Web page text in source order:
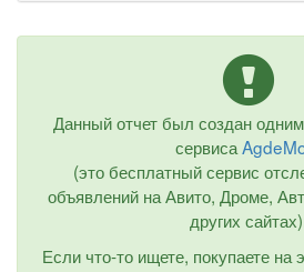
Данный отчет был создан
сервиса
(это бесплатный сервис
объявлений на Авито, Дроме,
других
Если что-то ищете, покупаете на